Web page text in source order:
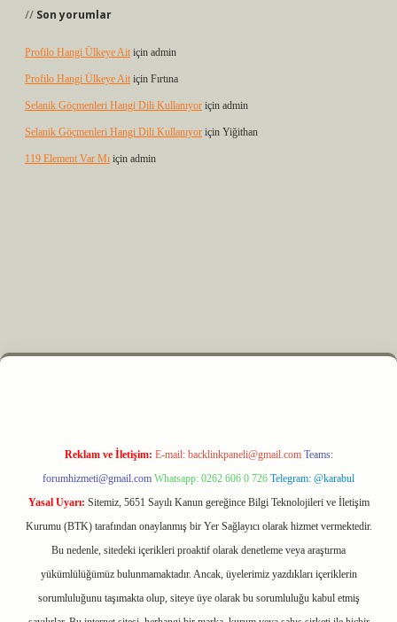
Son yorumlar
Profilo Hangi Ülkeye Ait için admin
Profilo Hangi Ülkeye Ait için Fırtına
Selanik Göçmenleri Hangi Dili Kullanıyor için admin
Selanik Göçmenleri Hangi Dili Kullanıyor için Yiğithan
119 Element Var Mı için admin
m elexbet
Reklam ve İletişim: E-mail: backlinkpaneli@gmail.com Teams:
forumhizmeti@gmail.com Whatsapp: 0262 606 0 726 Telegram: @karabul
Yasal Uyarı: Sitemiz, 5651 Sayılı Kanun gereğince Bilgi Teknolojileri ve İletişim
Kurumu (BTK) tarafından onaylanmış bir Yer Sağlayıcı olarak hizmet vermektedir.
Bu nedenle, sitedeki içerikleri proaktif olarak denetleme veya araştırma
yükümlülüğümüz bulunmamaktadır. Ancak, üyelerimiz yazdıkları içeriklerin
sorumluluğunu taşımakta olup, siteye üye olarak bu sorumluluğu kabul etmiş